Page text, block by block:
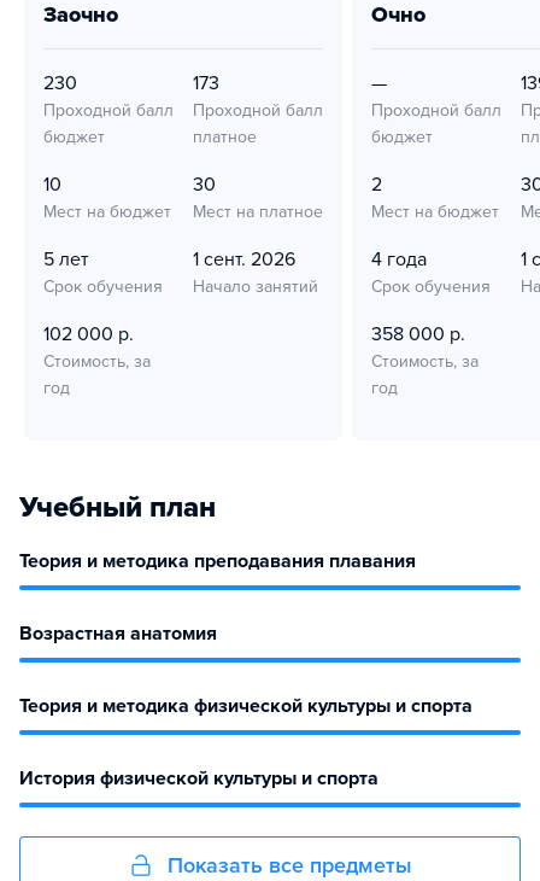
заочно
230
Проходной балл
бюджет
173
Проходной балл
платное
10
Мест на бюджет
30
Мест на платное
5 лет
Срок обучения
1 сент. 2026
Начало занятий
102 000 р.
Стоимость, за
год
очно
—
Проходной балл
бюджет
2
Мест на бюджет
4 года
Срок обучения
1
358 000 р.
Стоимость, за
год
Учебный план
Теория и методика преподавания плавания
Возрастная анатомия
Теория и методика физической культуры и спорта
История физической культуры и спорта
Показать все предметы